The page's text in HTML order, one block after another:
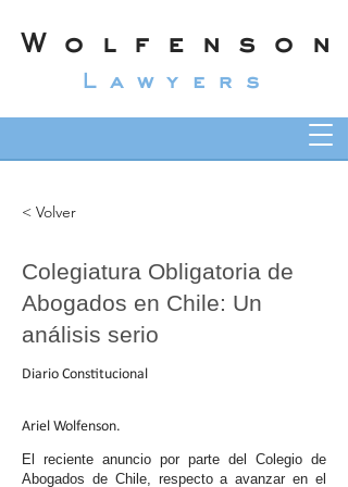
Wolfenson
Lawyers
< Volver
Colegiatura Obligatoria de
Abogados en Chile: Un
análisis serio
Diario Constitucional
Ariel Wolfenson.
El reciente anuncio por parte del Colegio de
Abogados de Chile, respecto a avanzar en el